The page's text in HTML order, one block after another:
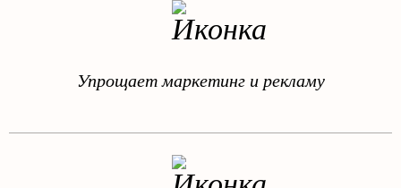
Упрощает маркетинг и рекламу